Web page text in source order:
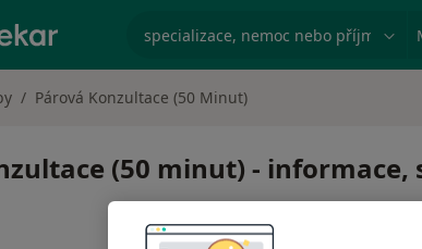
specializace, nemoc nebo příjmení
Párová Konzultace (50 Minut)
(50 minut) -